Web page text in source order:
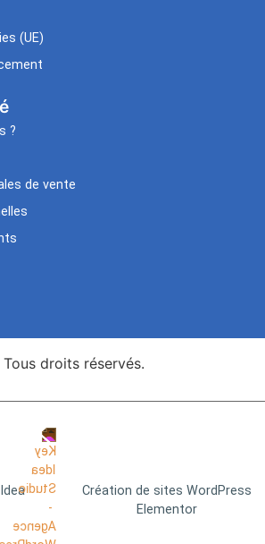
(UE)
?
de vente
droits réservés.
Création de sites WordPress
Elementor